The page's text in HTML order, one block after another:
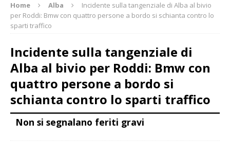
Home Alba
Incidente sulla tangenziale di Alba al bivio
per Roddi: Bmw con quattro persone a bordo si schianta contro lo
sparti traffico
Incidente sulla tangenziale di
Alba al bivio per Roddi: Bmw con
quattro persone a bordo si
schianta contro lo sparti traffico
Non si segnalano feriti gravi